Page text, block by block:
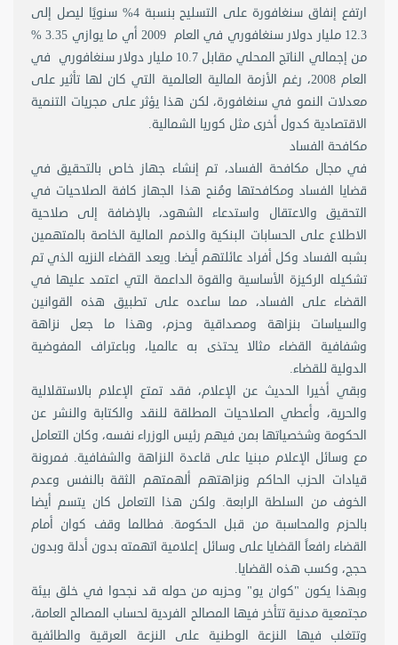
ارتفع إنفاق سنغافورة على التسليح بنسبة 4% سنويًا ليصل إلى
12.3 مليار دولار سنغافوري في العام 2009 أي ما يوازي 3.35 %
من إجمالي الناتج المحلي مقابل 10.7 مليار دولار سنغافوري في
العام 2008، رغم الأزمة المالية العالمية التي كان لها تأثير على
معدلات النمو في سنغافورة، لكن هذا يؤثر على مجريات التنمية
الاقتصادية كدول أخرى مثل كوريا الشمالية.
مكافحة الفساد
في مجال مكافحة الفساد، تم إنشاء جهاز خاص بالتحقيق في
قضايا الفساد ومكافحتها ومُنح هذا الجهاز كافة الصلاحيات في
التحقيق والاعتقال واستدعاء الشهود، بالإضافة إلى صلاحية
الاطلاع على الحسابات البنكية والذمم المالية الخاصة بالمتهمين
بشبه الفساد وكل أفراد عائلتهم أيضا. ويعد القضاء النزيه الذي تم
تشكيله الركيزة الأساسية والقوة الداعمة التي اعتمد عليها في
القضاء على الفساد، مما ساعده على تطبيق هذه القوانين
والسياسات بنزاهة ومصداقية وحزم، وهذا ما جعل نزاهة
وشفافية القضاء مثالا يحتذى به عالميا، وباعتراف المفوضية
الدولية للقضاء.
وبقي أخيرا الحديث عن الإعلام، فقد تمتع الإعلام بالاستقلالية
والحرية، وأعطي الصلاحيات المطلقة للنقد والكتابة والنشر عن
الحكومة وشخصياتها بمن فيهم رئيس الوزراء نفسه، وكان التعامل
مع وسائل الإعلام مبنيا على قاعدة النزاهة والشفافية. فمرونة
قيادات الحزب الحاكم ونزاهتهم ألهمتهم الثقة بالنفس وعدم
الخوف من السلطة الرابعة. ولكن هذا التعامل كان يتسم أيضا
بالحزم والمحاسبة من قبل الحكومة. فطالما وقف كوان أمام
القضاء رافعاً القضايا على وسائل إعلامية اتهمته بدون أدلة وبدون
حجج، وكسب هذه القضايا.
وبهذا يكون "كوان يو" وحزبه من حوله قد نجحوا في خلق بيئة
مجتمعية مدنية تتأخر فيها المصالح الفردية لحساب المصالح العامة،
وتتغلب فيها النزعة الوطنية على النزعة العرقية والطائفية